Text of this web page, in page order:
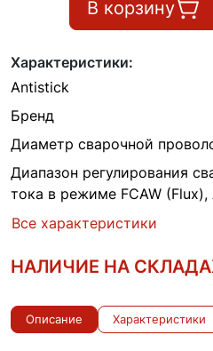
В корзину
Характеристики:
Antistick
Бренд
Диаметр сварочной
Диапазон регулирования
тока в режиме FCAW (Flux),
Все характеристики
НАЛИЧИЕ НА
Описание Характеристики